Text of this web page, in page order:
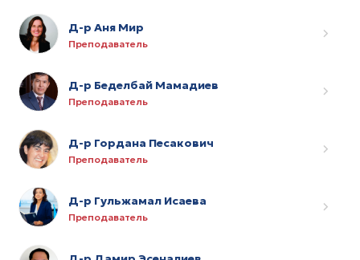
Д-р Аня Мир
Преподаватель
Д-р Беделбай Мамадиев
Преподаватель
Д-р Гордана Песакович
Преподаватель
Д-р Гульжамал Исаева
Преподаватель